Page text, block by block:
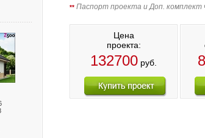
** Паспорт проекта и Доп. комплект
Цена
проекта:
132700 руб.